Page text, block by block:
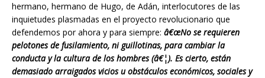
hermano, hermano de Hugo, de Adán, interlocutores de las
inquietudes plasmadas en el proyecto revolucionario que
defendemos por ahora y para siempre: â€œNo se requieren
pelotones de fusilamiento, ni guillotinas, para cambiar la
conducta y la cultura de los hombres (â€¦). Es cierto, están
demasiado arraigados vicios u obstáculos económicos, sociales y